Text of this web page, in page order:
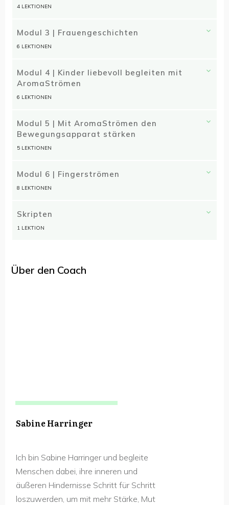
4 LEKTIONEN
Modul 3 | Frauengeschichten
6 LEKTIONEN
Modul 4 | Kinder liebevoll begleiten mit
AromaStrömen
6 LEKTIONEN
Modul 5 | Mit AromaStrömen den
Bewegungsapparat stärken
5 LEKTIONEN
Modul 6 | Fingerströmen
8 LEKTIONEN
Skripten
1 LEKTION
Über den Coach
Sabine Harringer
Ich bin Sabine Harringer und begleite
Menschen dabei, ihre inneren und
äußeren Hindernisse Schritt für Schritt
loszuwerden, um mit mehr Stärke, Mut